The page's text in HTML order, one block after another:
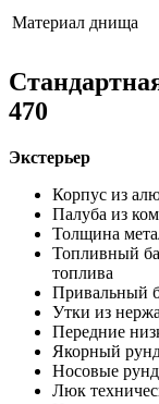
Материал днища
470
Экстерьер
Корпус из
Палуба из
Толщина
Топливный
топлива
Привальный
Утки из
Передние
Якорный
Носовые
Люк